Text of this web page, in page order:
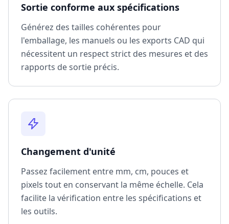
Sortie conforme aux spécifications
Générez des tailles cohérentes pour
l'emballage, les manuels ou les exports CAD qui
nécessitent un respect strict des mesures et des
rapports de sortie précis.
Changement d'unité
Passez facilement entre mm, cm, pouces et
pixels tout en conservant la même échelle. Cela
facilite la vérification entre les spécifications et
les outils.